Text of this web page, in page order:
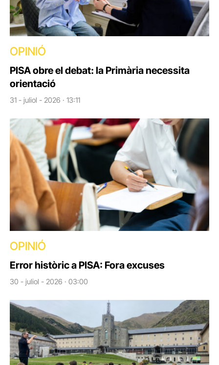
OPINIÓ
PISA obre el debat: la Primària necessita
orientació
31 - juliol - 2026 · 13:11
OPINIÓ
Error històric a PISA: Fora excuses
30 - juliol - 2026 · 03:00